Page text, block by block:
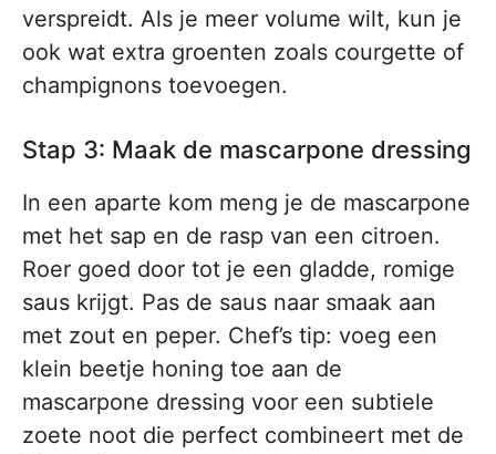
verspreidt. Als je meer volume wilt, kun je
ook wat extra groenten zoals courgette of
champignons toevoegen.
Stap 3: Maak de mascarpone dressing
In een aparte kom meng je de mascarpone
met het sap en de rasp van een citroen.
Roer goed door tot je een gladde, romige
saus krijgt. Pas de saus naar smaak aan
met zout en peper. Chef’s tip: voeg een
klein beetje honing toe aan de
mascarpone dressing voor een subtiele
zoete noot die perfect combineert met de